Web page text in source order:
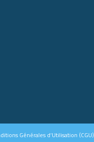
Générales d’Utilisation (CGU)